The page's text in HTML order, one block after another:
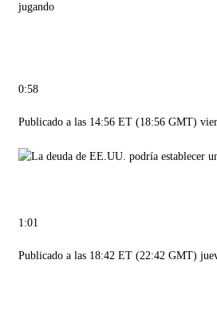
jugando
0:58
Publicado a las 14:56 ET (18:56 GMT)
1:01
Publicado a las 18:42 ET (22:42 GMT)